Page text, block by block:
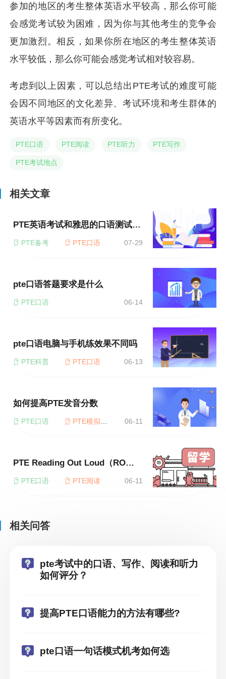
参加的地区的考生整体英语水平较高，那么你可能
会感觉考试较为困难，因为你与其他考生的竞争会
更加激烈。相反，如果你所在地区的考生整体英语
水平较低，那么你可能会感觉考试相对较容易。
考虑到以上因素，可以总结出PTE考试的难度可能
会因不同地区的文化差异、考试环境和考生群体的
英语水平等因素而有所变化。
PTE口语 PTE阅读 PTE听力 PTE写作
PTE考试地点
相关文章
PTE英语考试和雅思的口语测试有区别吗？
PTE备考 PTE口语 07-29
pte口语答题要求是什么
PTE口语 06-14
pte口语电脑与手机练效果不同吗
PTE科普 PTE口语 06-13
如何提高PTE发音分数
PTE口语 PTE模拟考试 06-11
PTE Reading Out Loud（RO）评分标准详解
PTE口语 PTE阅读 06-11
相关问答
pte考试中的口语、写作、阅读和听力
如何评分？
提高PTE口语能力的方法有哪些?
pte口语一句话模式机考如何选